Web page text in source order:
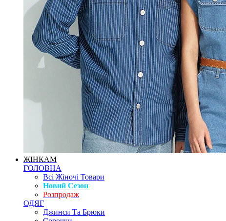
ЖІНКАМ
ГОЛОВНА
Всі Жіночі Товари
Новий Сезон
Розпродаж
ОДЯГ
Джинси Та Брюки